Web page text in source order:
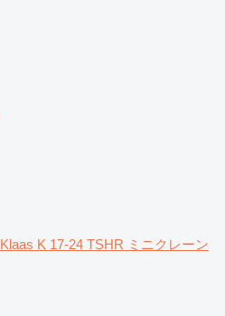
Klaas K 17-24 TSHR ミニクレーン